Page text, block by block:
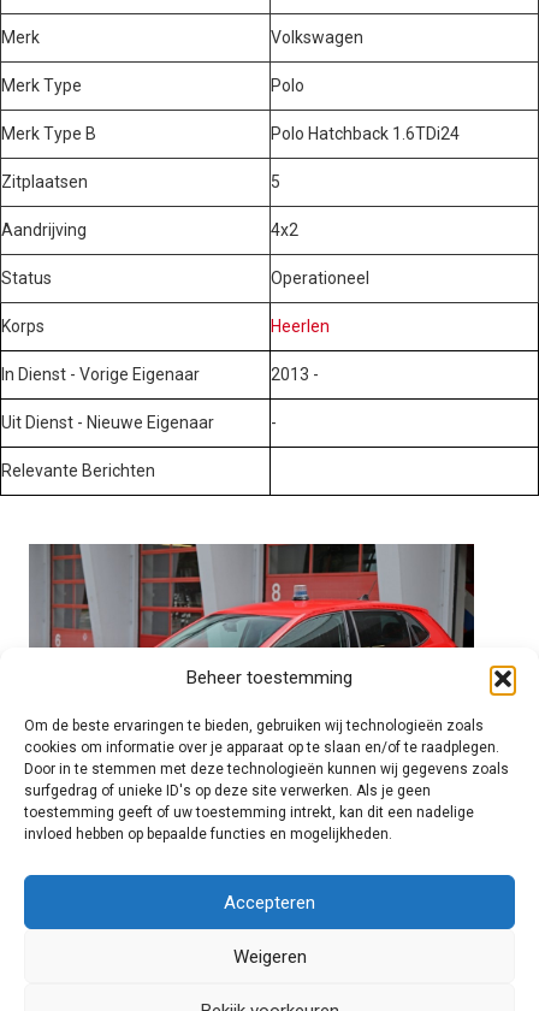
Beheer toestemming
Om de beste ervaringen te bieden, gebruiken wij technologieën zoals
cookies om informatie over je apparaat op te slaan en/of te raadplegen.
Door in te stemmen met deze technologieën kunnen wij gegevens zoals
surfgedrag of unieke ID's op deze site verwerken. Als je geen
toestemming geeft of uw toestemming intrekt, kan dit een nadelige
invloed hebben op bepaalde functies en mogelijkheden.
Accepteren
Weigeren
Merk Volkswagen
Merk Type Polo
Merk Type B Polo Hatchback 1.6TDi24
Zitplaatsen 5
Aandrijving 4x2
Status Operationeel
Korps Heerlen
In Dienst - Vorige Eigenaar 2013 -
Uit Dienst - Nieuwe Eigenaar -
Relevante Berichten